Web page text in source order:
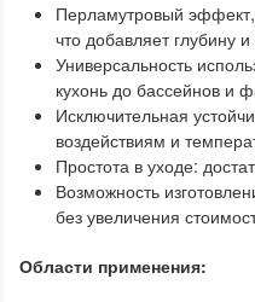
Перламутровый
что добавляет глубину
Универсальность
кухонь до бассейнов и
Исключительная
воздействиям и
Простота в уходе:
Возможность
без увеличения
Области применения: